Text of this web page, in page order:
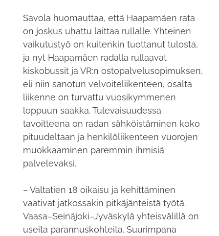
Savola huomauttaa, että Haapamäen rata
on joskus uhattu laittaa rullalle. Yhteinen
vaikutustyö on kuitenkin tuottanut tulosta,
ja nyt Haapamäen radalla rullaavat
kiskobussit ja VR:n ostopalvelusopimuksen,
eli niin sanotun velvoiteliikenteen, osalta
liikenne on turvattu vuosikymmenen
loppuun saakka. Tulevaisuudessa
tavoitteena on radan sähköistäminen koko
pituudeltaan ja henkilöliikenteen vuorojen
muokkaaminen paremmin ihmisiä
palvelevaksi.
– Valtatien 18 oikaisu ja kehittäminen
vaativat jatkossakin pitkäjänteistä työtä.
Vaasa–Seinäjoki–Jyväskylä yhteisvälillä on
useita parannuskohteita. Suurimpana